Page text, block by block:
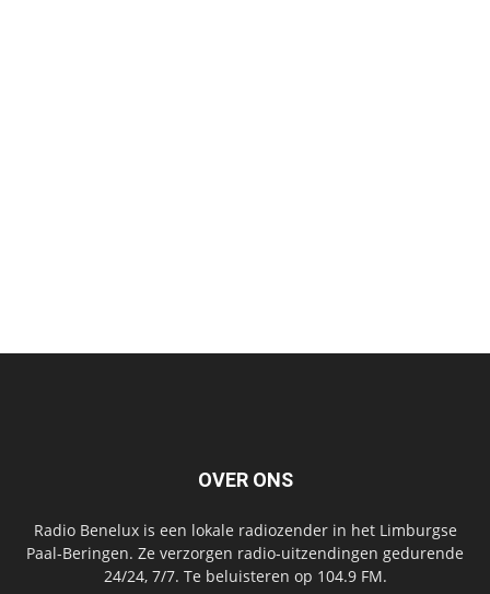
OVER ONS
Radio Benelux is een lokale radiozender in het Limburgse
Paal-Beringen. Ze verzorgen radio-uitzendingen gedurende
24/24, 7/7. Te beluisteren op 104.9 FM.